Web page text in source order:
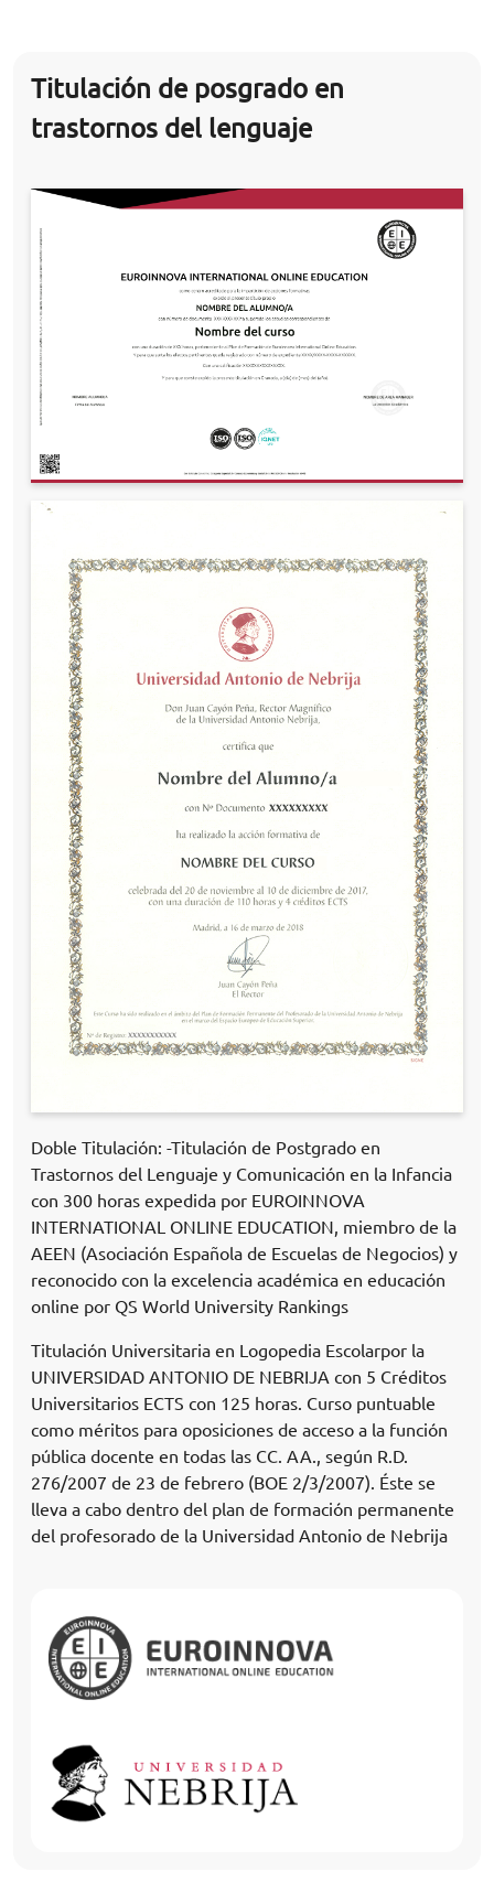
Titulación de posgrado en
trastornos del lenguaje
Doble Titulación: -Titulación de Postgrado en
Trastornos del Lenguaje y Comunicación en la Infancia
con 300 horas expedida por EUROINNOVA
INTERNATIONAL ONLINE EDUCATION, miembro de la
AEEN (Asociación Española de Escuelas de Negocios) y
reconocido con la excelencia académica en educación
online por QS World University Rankings
Titulación Universitaria en Logopedia Escolarpor la
UNIVERSIDAD ANTONIO DE NEBRIJA con 5 Créditos
Universitarios ECTS con 125 horas. Curso puntuable
como méritos para oposiciones de acceso a la función
pública docente en todas las CC. AA., según R.D.
276/2007 de 23 de febrero (BOE 2/3/2007). Éste se
lleva a cabo dentro del plan de formación permanente
del profesorado de la Universidad Antonio de Nebrija